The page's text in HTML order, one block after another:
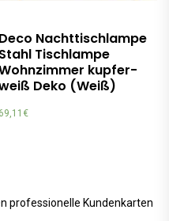
Deco Nachttischlampe
Stahl Tischlampe
kupfer-
Deko (Weiß)
69,11 €
professionelle Kundenkarten